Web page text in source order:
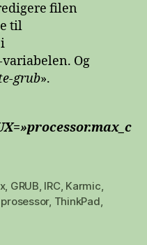
filen
til
i
variabelen. Og
grub».
, GRUB, IRC, Karmic,
prosessor, ThinkPad,